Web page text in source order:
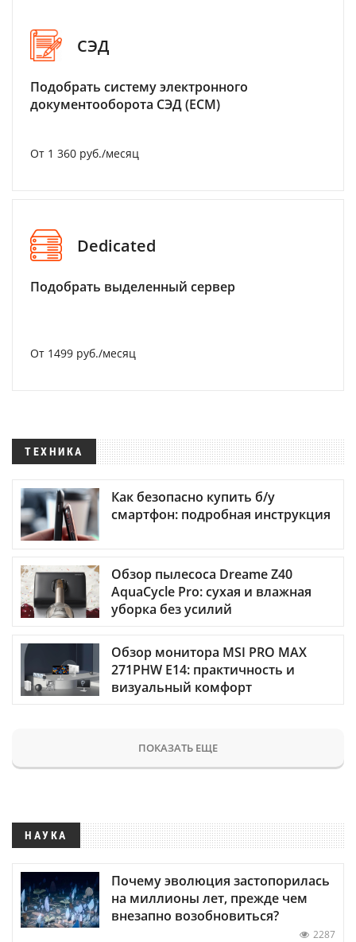
СЭД
Подобрать систему электронного
документооборота СЭД (ECM)
От 1 360 руб./месяц
Dedicated
Подобрать выделенный сервер
От 1499 руб./месяц
ТЕХНИКА
Как безопасно купить б/у
смартфон: подробная инструкция
Обзор пылесоса Dreame Z40
AquaCycle Pro: сухая и влажная
уборка без усилий
Обзор монитора MSI PRO MAX
271PHW E14: практичность и
визуальный комфорт
ПОКАЗАТЬ ЕЩЕ
НАУКА
Почему эволюция застопорилась
на миллионы лет, прежде чем
внезапно возобновиться?
2287